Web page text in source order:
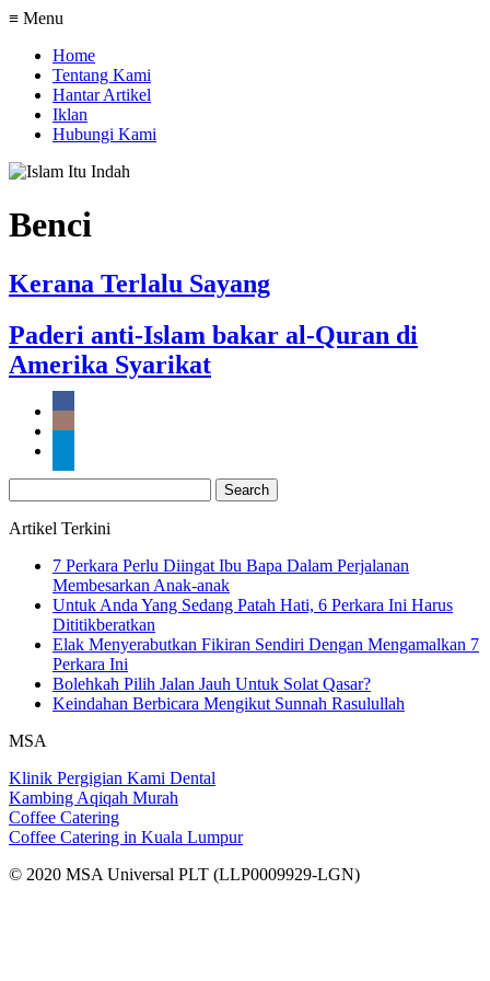
≡ Menu
Home
Tentang Kami
Hantar Artikel
Iklan
Hubungi Kami
Benci
Kerana Terlalu Sayang
Paderi anti-Islam bakar al-Quran di
Amerika Syarikat
for:
Artikel Terkini
7 Perkara Perlu Diingat Ibu Bapa Dalam Perjalanan
Membesarkan Anak-anak
Untuk Anda Yang Sedang Patah Hati, 6 Perkara Ini Harus
Dititikberatkan
Elak Menyerabutkan Fikiran Sendiri Dengan Mengamalkan 7
Perkara Ini
Bolehkah Pilih Jalan Jauh Untuk Solat Qasar?
Keindahan Berbicara Mengikut Sunnah Rasulullah
MSA
Klinik Pergigian Kami Dental
Kambing Aqiqah Murah
Coffee Catering
Coffee Catering in Kuala Lumpur
© 2020 MSA Universal PLT (LLP0009929-LGN)